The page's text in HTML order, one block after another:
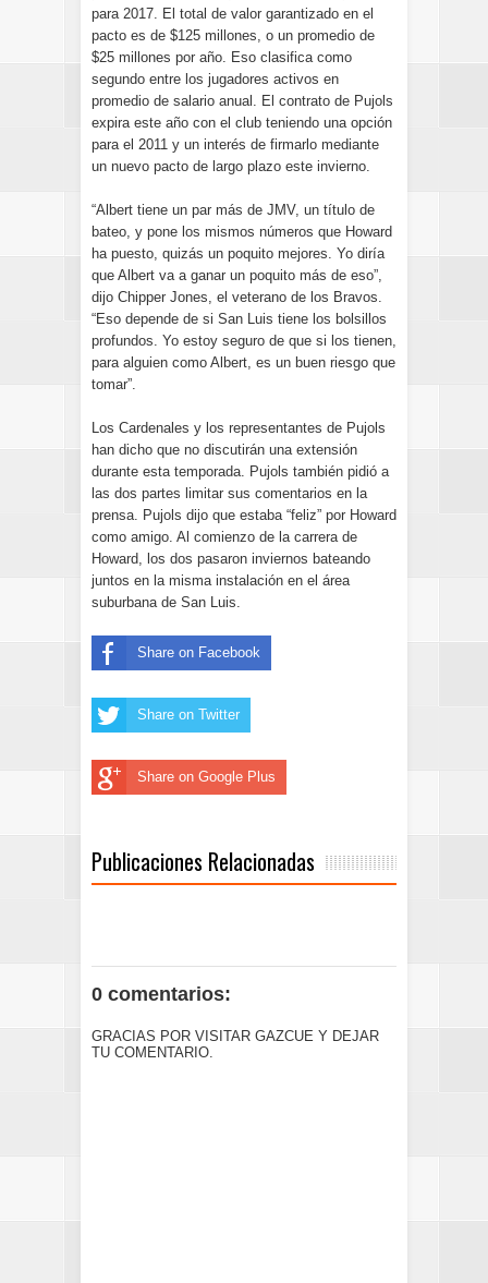
para 2017. El total de valor garantizado en el
pacto es de $125 millones, o un promedio de
$25 millones por año. Eso clasifica como
segundo entre los jugadores activos en
promedio de salario anual. El contrato de Pujols
expira este año con el club teniendo una opción
para el 2011 y un interés de firmarlo mediante
un nuevo pacto de largo plazo este invierno.
“Albert tiene un par más de JMV, un título de
bateo, y pone los mismos números que Howard
ha puesto, quizás un poquito mejores. Yo diría
que Albert va a ganar un poquito más de eso”,
dijo Chipper Jones, el veterano de los Bravos.
“Eso depende de si San Luis tiene los bolsillos
profundos. Yo estoy seguro de que si los tienen,
para alguien como Albert, es un buen riesgo que
tomar”.
Los Cardenales y los representantes de Pujols
han dicho que no discutirán una extensión
durante esta temporada. Pujols también pidió a
las dos partes limitar sus comentarios en la
prensa. Pujols dijo que estaba “feliz” por Howard
como amigo. Al comienzo de la carrera de
Howard, los dos pasaron inviernos bateando
juntos en la misma instalación en el área
suburbana de San Luis.
Share on Facebook
Share on Twitter
Share on Google Plus
Publicaciones Relacionadas
0 comentarios:
GRACIAS POR VISITAR GAZCUE Y DEJAR
TU COMENTARIO.